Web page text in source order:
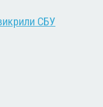
СБУ